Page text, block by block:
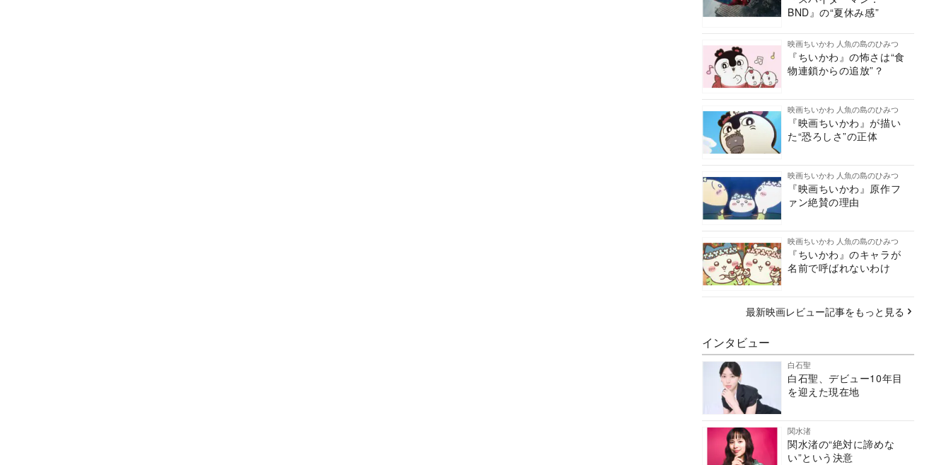
BND』の“夏休み感”
映画ちいかわ 人魚の島のひみつ
『ちいかわ』の怖さは“食
物連鎖からの追放”？
映画ちいかわ 人魚の島のひみつ
『映画ちいかわ』が描い
た“恐ろしさ”の正体
映画ちいかわ 人魚の島のひみつ
『映画ちいかわ』原作フ
ァン絶賛の理由
映画ちいかわ 人魚の島のひみつ
『ちいかわ』のキャラが
名前で呼ばれないわけ
最新映画レビュー記事をもっと見る
インタビュー
白石聖
白石聖、デビュー10年目
を迎えた現在地
関水渚
関水渚の“絶対に諦めな
い”という決意